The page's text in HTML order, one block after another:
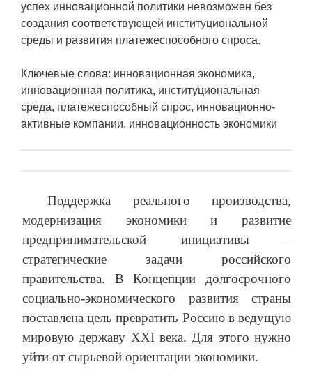
успех инновационной политики невозможен без
создания соответствующей институциональной
среды и развития платежеспособного спроса.
Ключевые слова: инновационная экономика,
инновационная политика, институциональная
среда, платежеспособный спрос, инновационно-
активные компании, инновационность экономики
Поддержка реального производства,
модернизация экономики и развитие
предпринимательской инициативы –
стратегические задачи российского
правительства. В Концепции долгосрочного
социально-экономического развития страны
поставлена цель превратить Россию в ведущую
мировую державу XXI века. Для этого нужно
уйти от сырьевой ориентации экономики.